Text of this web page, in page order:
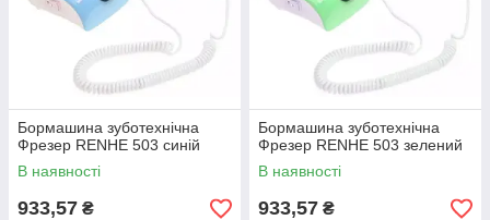
Бормашина зуботехнічна
Фрезер RENHE 503 синій
В наявності
933,57 ₴
Бормашина зуботехнічна
Фрезер RENHE 503 зелений
В наявності
933,57 ₴